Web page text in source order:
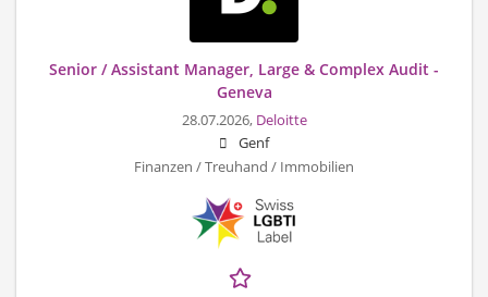
Senior / Assistant Manager, Large & Complex Audit -
Geneva
28.07.2026, Deloitte
Genf
Finanzen / Treuhand / Immobilien